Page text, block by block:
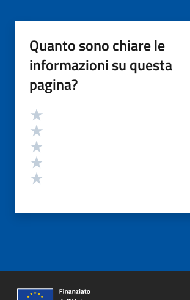
Quanto sono chiare le
informazioni su questa
pagina?
Valutazione